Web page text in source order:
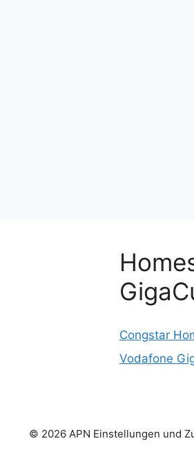
Congstar
Vodafone
© 2026 APN Einstellungen und